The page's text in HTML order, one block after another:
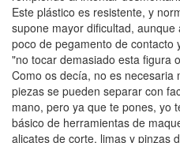
Este plástico es resistente, y
supone mayor dificultad,
poco de pegamento de contacto
"no tocar demasiado esta figura
Como os decía, no es
piezas se pueden separar con
mano, pero ya que te pones, yo
básico de herramientas de
alicates de corte, limas y pinzas